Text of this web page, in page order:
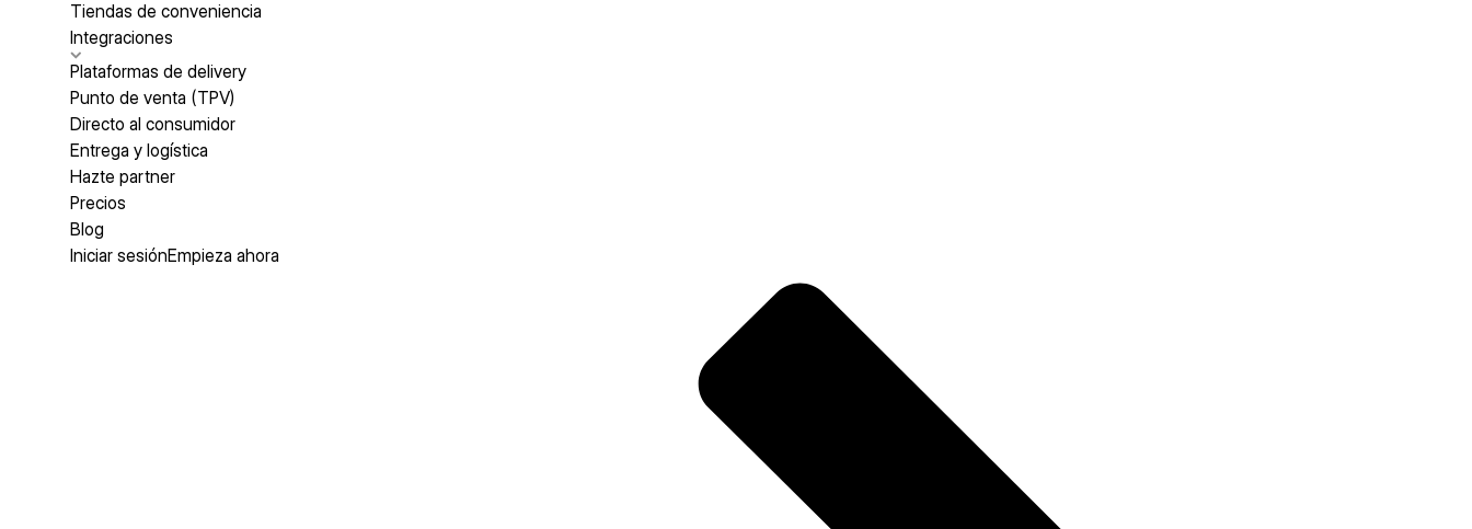
Tiendas de conveniencia
Integraciones
Plataformas de delivery
Punto de venta (TPV)
Directo al consumidor
Entrega y logística
Hazte partner
Precios
Blog
Iniciar sesiónEmpieza ahora